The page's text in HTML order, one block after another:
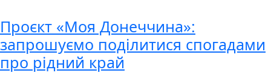
Проєкт «Моя Донеччина»:
запрошуємо поділитися спогадами
про рідний край